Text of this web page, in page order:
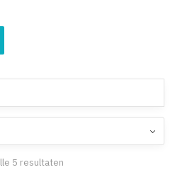
5 resultaten